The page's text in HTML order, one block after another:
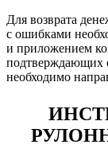
Для возврата
с ошибками
и приложением
подтверждающих
необходимо